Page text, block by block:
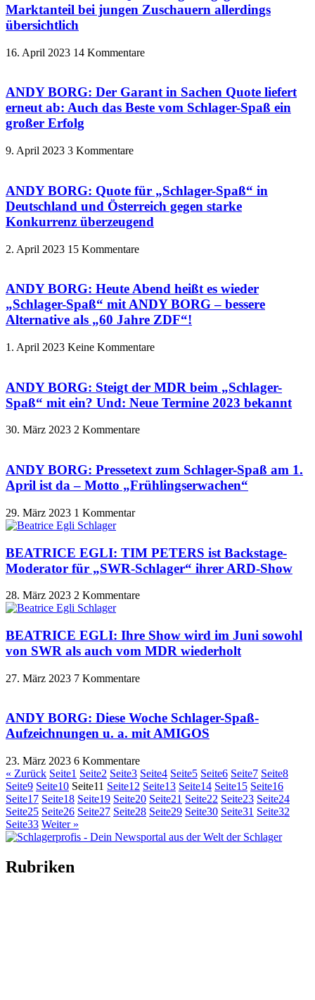
Marktanteil bei jungen Zuschauern allerdings
übersichtlich
16. April 2023 14 Kommentare
ANDY BORG: Der Garant in Sachen Quote liefert
erneut ab: Auch das Beste vom Schlager-Spaß ein
großer Erfolg
9. April 2023 3 Kommentare
ANDY BORG: Quote für „Schlager-Spaß“ in
Deutschland und Österreich gegen starke
Konkurrenz überzeugend
2. April 2023 15 Kommentare
ANDY BORG: Heute Abend heißt es wieder
„Schlager-Spaß“ mit ANDY BORG – bessere
Alternative als „60 Jahre ZDF“!
1. April 2023 Keine Kommentare
ANDY BORG: Steigt der MDR beim „Schlager-
Spaß“ mit ein? Und: Neue Termine 2023 bekannt
30. März 2023 2 Kommentare
ANDY BORG: Pressetext zum Schlager-Spaß am 1.
April ist da – Motto „Frühlingserwachen“
29. März 2023 1 Kommentar
BEATRICE EGLI: TIM PETERS ist Backstage-
Moderator für „SWR-Schlager“ ihrer ARD-Show
28. März 2023 2 Kommentare
BEATRICE EGLI: Ihre Show wird im Juni sowohl
von SWR als auch vom MDR wiederholt
27. März 2023 7 Kommentare
ANDY BORG: Diese Woche Schlager-Spaß-
Aufzeichnungen u. a. mit AMIGOS
23. März 2023 6 Kommentare
« Zurück Seite1 Seite2 Seite3 Seite4 Seite5 Seite6 Seite7 Seite8
Seite9 Seite10 Seite11 Seite12 Seite13 Seite14 Seite15 Seite16
Seite17 Seite18 Seite19 Seite20 Seite21 Seite22 Seite23 Seite24
Seite25 Seite26 Seite27 Seite28 Seite29 Seite30 Seite31 Seite32
Seite33 Weiter »
Rubriken